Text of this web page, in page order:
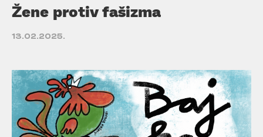
Žene protiv fašizma
13.02.2025.